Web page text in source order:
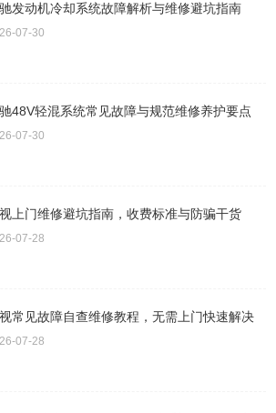
发动机冷却系统故障解析与维修避坑指南
07-30
48V轻混系统常见故障与规范维修养护要点
07-30
上门维修避坑指南，收费标准与防骗干货
07-28
常见故障自查维修教程，无需上门快速解决
07-28